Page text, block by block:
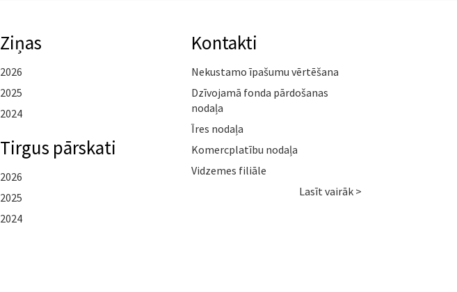
Ziņas
2026
2025
2024
Tirgus pārskati
2026
2025
2024
Kontakti
Nekustamo īpašumu vērtēšana
Dzīvojamā fonda pārdošanas
nodaļa
Īres nodaļa
Komercplatību nodaļa
Vidzemes filiāle
Lasīt vairāk >